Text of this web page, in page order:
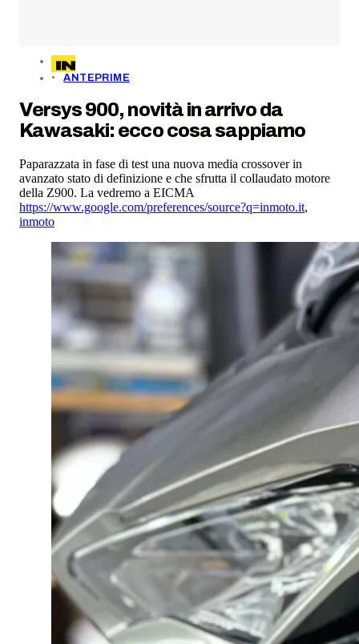
ANTEPRIME
Versys 900, novità in arrivo da
Kawasaki: ecco cosa sappiamo
Paparazzata in fase di test una nuova media crossover in
avanzato stato di definizione e che sfrutta il collaudato motore
della Z900. La vedremo a EICMA
https://www.google.com/preferences/source?q=inmoto.it,
inmoto